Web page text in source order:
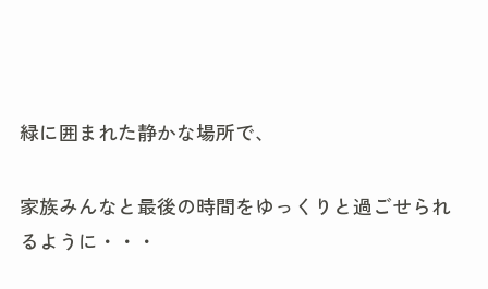
緑に囲まれた静かな場所で、
家族みんなと最後の時間をゆっくりと過ごせられ
るように・・・